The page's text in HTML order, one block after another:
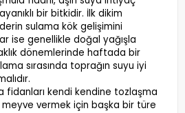
bir bitkidir. İlk dikim
sulama kök gelişimini
ise genellikle doğal yağışla
dönemlerinde haftada bir
sırasında toprağın suyu iyi
fidanları kendi kendine tozlaşma
vermek için başka bir türe